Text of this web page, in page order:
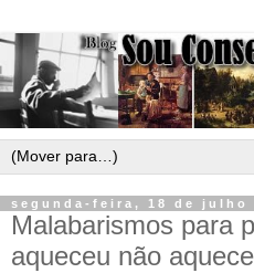
segunda-feira, 18 de julho
Malabarismos para
aqueceu não